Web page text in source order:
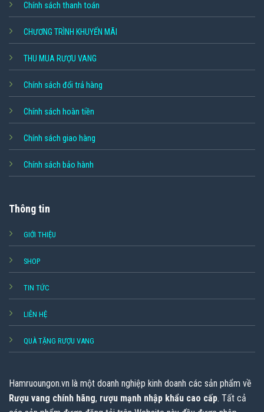
Chính sách thanh toán
CHƯƠNG TRÌNH KHUYẾN MÃI
THU MUA RƯỢU VANG
Chính sách đổi trả hàng
Chính sách hoàn tiền
Chính sách giao hàng
Chính sách bảo hành
Thông tin
GIỚI THIỆU
SHOP
TIN TỨC
LIÊN HỆ
QUÀ TẶNG RƯỢU VANG
Hamruoungon.vn là một doanh nghiệp kinh doanh các sản phẩm về
Rượu vang chính hãng, rượu mạnh nhập khẩu cao cấp. Tất cả